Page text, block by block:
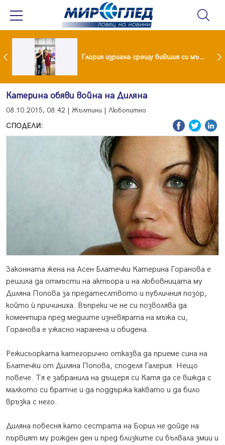
Мария и майка си построиха къща от 8000 стъклени бутилки Глория изригна срещу бившия си мъж: Беше със 120-килограмова жена! Искаше бърза печалба...
Катерина обяви война на Диляна
08.10.2015, 08:42 | Жълтини | Любопитно
СПОДЕЛИ:
Законната жена на Асен Блатечки Катерина Горанова е
решила да отмъсти на актьора и на любовницата му
Диляна Попова за предатеслтвото и публичния позор,
който ѝ причиниха. Въпреки че не си позволява да
коментира пред медиите изневярата на мъжа си,
Горанова е ужасно наранена и обидена.
Режисьорката категорично отказва да приеме сина на
Блатечки от Диляна Попова, споделя Галерия. Нещо
повече. Тя е забранила на дъщеря си Катя да се вижда с
малкото си братче и да поддържа каквато и да било
връзка с него.
Диляна побесня като сестрата на Борил не дойде на
първият му рожден ден и пред близките си бълвала змии и